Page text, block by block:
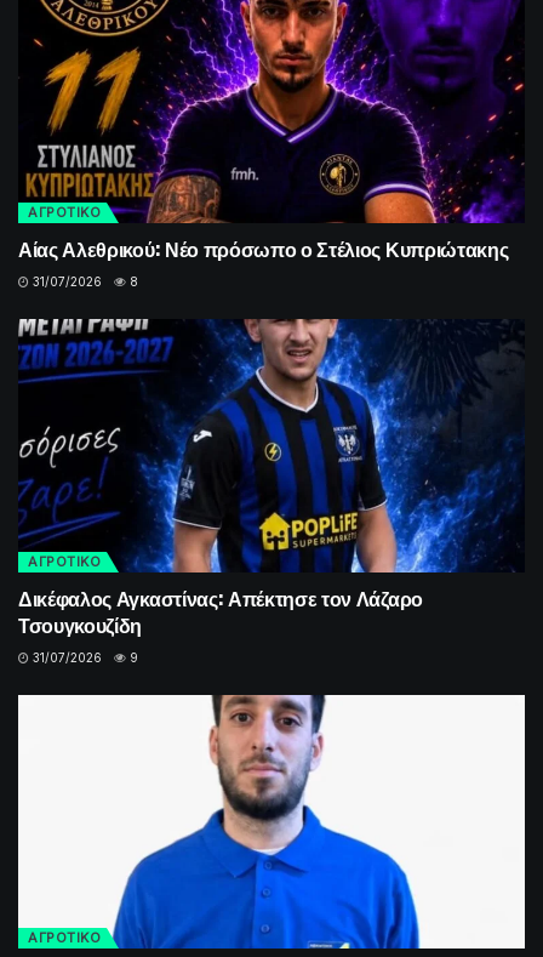
ΑΓΡΟΤΙΚΟ
Αίας Αλεθρικού: Νέο πρόσωπο ο Στέλιος Κυπριώτακης
31/07/2026 8
ΑΓΡΟΤΙΚΟ
Δικέφαλος Αγκαστίνας: Απέκτησε τον Λάζαρο
Τσουγκουζίδη
31/07/2026 9
ΑΓΡΟΤΙΚΟ